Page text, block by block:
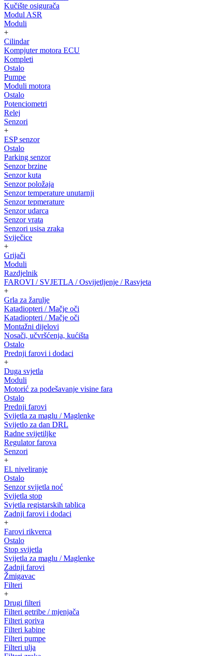
Kučište osigurača
Modul ASR
Moduli
+
Cilindar
Kompjuter motora ECU
Kompleti
Ostalo
Pumpe
Moduli motora
Ostalo
Potenciometri
Relej
Senzori
+
ESP senzor
Ostalo
Parking senzor
Senzor brzine
Senzor kuta
Senzor položaja
Senzor temperature unutarnji
Senzor tepmerature
Senzor udarca
Senzor vrata
Senzori usisa zraka
Sviječice
+
Grijači
Moduli
Razdjelnik
FAROVI / SVJETLA / Osvijetljenje / Rasvjeta
+
Grla za žarulje
Katadiopteri / Mačje oči
Katadiopteri / Mačje oči
Montažni dijelovi
Nosači, učvršćenja, kućišta
Ostalo
Prednji farovi i dodaci
+
Duga svjetla
Moduli
Motorić za podešavanje visine fara
Ostalo
Prednji farovi
Svijetla za maglu / Maglenke
Svijetlo za dan DRL
Radne svijetiljke
Regulator farova
Senzori
+
El. niveliranje
Ostalo
Senzor svijetla noć
Svijetla stop
Svjetla registarskih tablica
Zadnji farovi i dodaci
+
Farovi rikverca
Ostalo
Stop svijetla
Svijetla za maglu / Maglenke
Zadnji farovi
Žmigavac
Filteri
+
Drugi filteri
Filteri getribe / mjenjača
Filteri goriva
Filteri kabine
Filteri pumpe
Filteri ulja